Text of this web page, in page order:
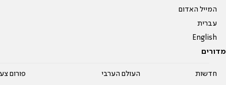
המייל האדום
עברית
English
מדורים
חדשות
העולם הערבי
פורום